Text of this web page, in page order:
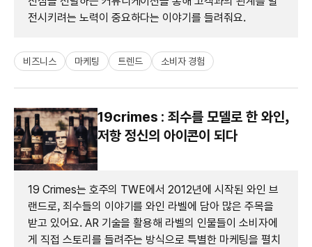
전시키려는 노력이 중요하다는 이야기를 들려줘요.
비즈니스 마케팅 트렌드 소비자 경험
19crimes : 죄수를 모델로 한 와인,
저항 정신의 아이콘이 되다
19 Crimes는 호주의 TWE에서 2012년에 시작된 와인 브
랜드로, 죄수들의 이야기를 와인 라벨에 담아 많은 주목을
받고 있어요. AR 기술을 활용해 라벨의 인물들이 소비자에
게 직접 스토리를 들려주는 방식으로 특별한 마케팅을 펼치